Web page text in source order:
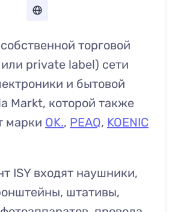
торговой
private label) сети
и бытовой
Markt, которой также
марки OK., PEAQ, KOENIC
ISY входят наушники,
штативы,